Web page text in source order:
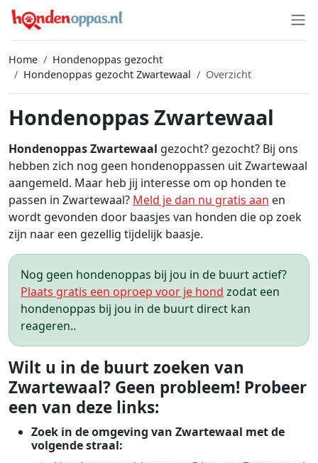
Home
Hondenoppas gezocht
Hondenoppas gezocht Zwartewaal
Overzicht
Hondenoppas Zwartewaal
Hondenoppas Zwartewaal gezocht? gezocht? Bij ons
hebben zich nog geen hondenoppassen uit Zwartewaal
aangemeld. Maar heb jij interesse om op honden te
passen in Zwartewaal? Meld je dan nu gratis aan en
wordt gevonden door baasjes van honden die op zoek
zijn naar een gezellig tijdelijk baasje.
Nog geen hondenoppas bij jou in de buurt actief?
Plaats gratis een oproep voor je hond zodat een
hondenoppas bij jou in de buurt direct kan
reageren..
Wilt u in de buurt zoeken van
Zwartewaal? Geen probleem! Probeer
een van deze links:
Zoek in de omgeving van Zwartewaal met de
volgende straal: